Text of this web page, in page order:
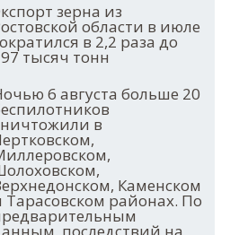
зерна из
области в июле
в 2,2 раза до
тысяч тонн
6 августа больше 20
в
Каменском
Тарасовском районах. По